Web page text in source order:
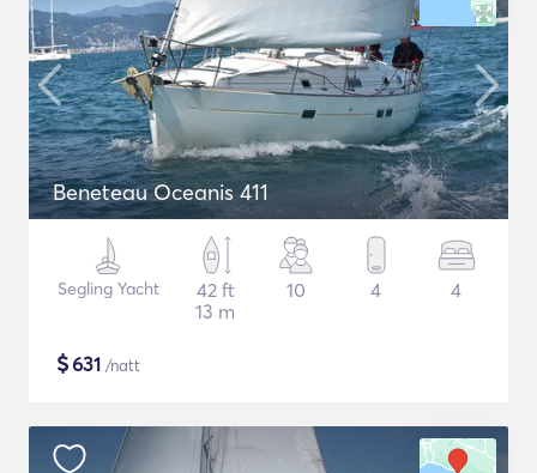
Beneteau Oceanis 411
Segling Yacht
42 ft
13 m
10 4 4
$631 /natt